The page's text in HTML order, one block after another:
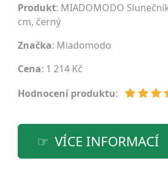
Produkt: MIADOMODO
cm, černý
Značka: Miadomodo
Cena: 1 214 Kč
Hodnocení produktu:
VÍCE INFORMACÍ